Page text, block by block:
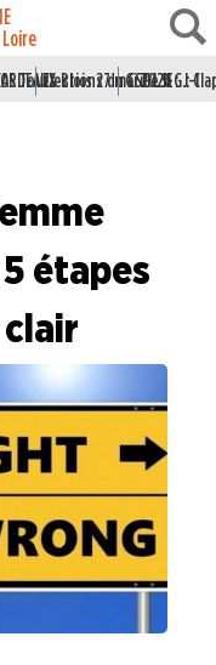
Tours Blois 27 mai 2026
Elections du CSE LSI : J-1
Grille IEG :
étapes